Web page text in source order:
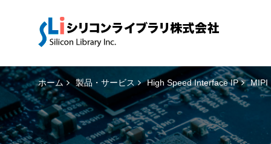
ホーム 製品・サービス High Speed Interface IP MIPI